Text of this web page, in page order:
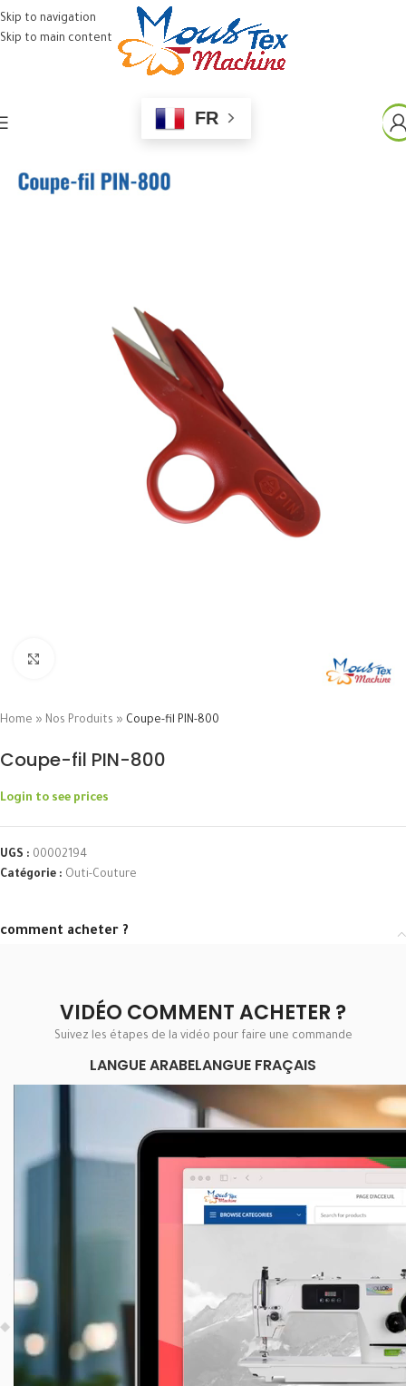
Skip to navigation
Skip to main content
FR
Home » Nos Produits » Coupe-fil PIN-800
Coupe-fil PIN-800
Login to see prices
UGS : 00002194
Catégorie : Outi-Couture
comment acheter ?
VIDÉO COMMENT ACHETER ?
Suivez les étapes de la vidéo pour faire une commande
LANGUE ARABELANGUE FRAÇAIS